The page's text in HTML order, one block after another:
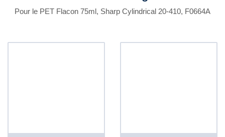
Pour le PET Flacon 75ml, Sharp Cylindrical 20-410, F0664A